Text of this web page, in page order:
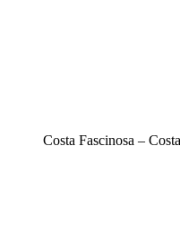
Costa Fascinosa –